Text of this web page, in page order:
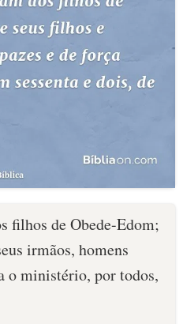
filhos de Obede-Edom;
irmãos, homens
o ministério, por todos,